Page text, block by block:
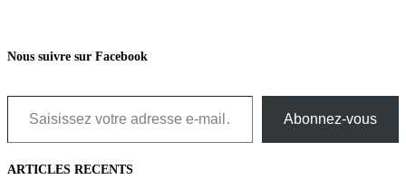
Nous suivre sur Facebook
Saisissez votre adresse e-mail…
Abonnez-vous
ARTICLES RECENTS